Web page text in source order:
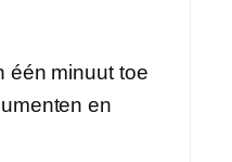
één minuut toe
en